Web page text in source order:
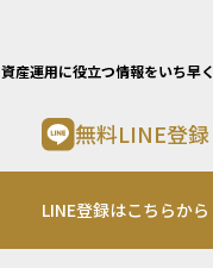
資産運用に役立つ情報をいち早
無料LINE登録
LINE登録はこちらから